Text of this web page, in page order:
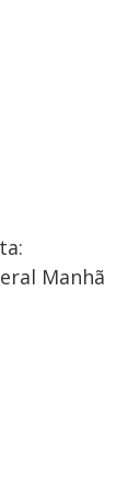
Manhã